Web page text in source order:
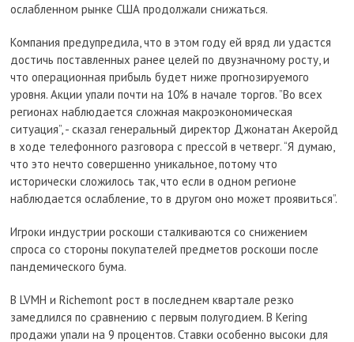
ослабленном рынке США продолжали снижаться.
Компания предупредила, что в этом году ей вряд ли удастся
достичь поставленных ранее целей по двузначному росту, и
что операционная прибыль будет ниже прогнозируемого
уровня. Акции упали почти на 10% в начале торгов. ”Во всех
регионах наблюдается сложная макроэкономическая
ситуация”, - сказал генеральный директор Джонатан Акеройд
в ходе телефонного разговора с прессой в четверг. “Я думаю,
что это нечто совершенно уникальное, потому что
исторически сложилось так, что если в одном регионе
наблюдается ослабление, то в другом оно может проявиться”.
Игроки индустрии роскоши сталкиваются со снижением
спроса со стороны покупателей предметов роскоши после
пандемического бума.
В LVMH и Richemont рост в последнем квартале резко
замедлился по сравнению с первым полугодием. В Kering
продажи упали на 9 процентов. Ставки особенно высоки для